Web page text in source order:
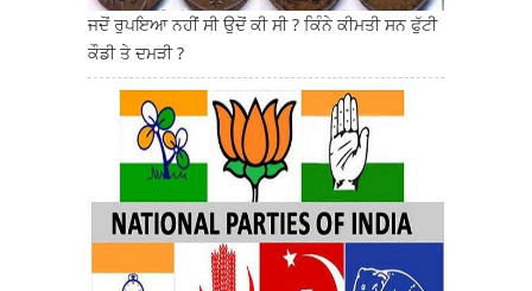
ਜਦੋਂ ਰੁਪਇਆ ਨਹੀਂ ਸੀ ਉਦੋਂ ਕੀ ਸੀ ? ਕਿੰਨੇ ਕੀਮਤੀ ਸਨ ਫੁੱਟੀ
ਕੌਡੀ ਤੇ ਦਮੜੀ ?